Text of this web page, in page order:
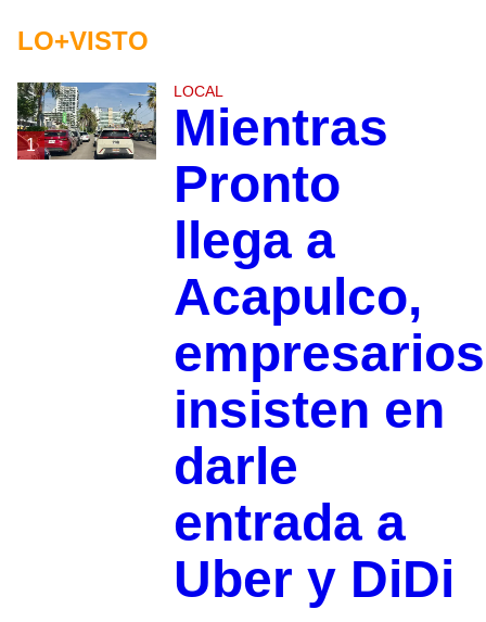
LO+VISTO
1
LOCAL
Mientras
Pronto
llega a
Acapulco,
empresarios
insisten en
darle
entrada a
Uber y DiDi